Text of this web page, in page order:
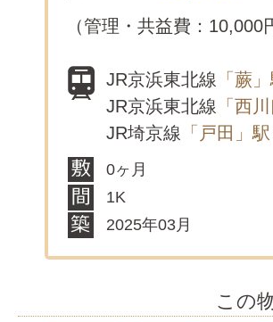
（管理・共益費：10,000
JR京浜東北線 「蕨
JR京浜東北線 「西
JR埼京線 「戸田」駅
0ヶ月
1K
2025年03月
この